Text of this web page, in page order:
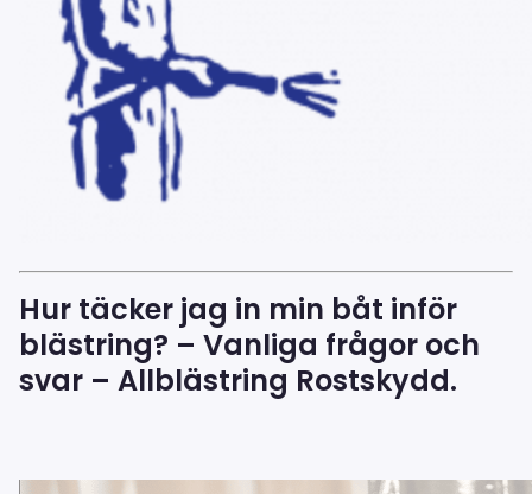
Hur täcker jag in min båt inför
blästring? – Vanliga frågor och
svar – Allblästring Rostskydd.